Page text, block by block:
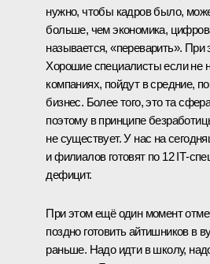
нужно, чтобы кадров было,
больше, чем экономика,
называется, «переварить». При
Хорошие специалисты если не
компаниях, пойдут в средние,
бизнес. Более того, это та
поэтому в принципе
не существует. У нас на
и филиалов готовят по 12
дефицит.
При этом ещё один момент
поздно готовить айтишников в
раньше. Надо идти в школу,